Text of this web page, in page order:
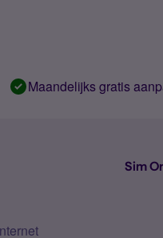
Maandelijks gratis
Sim